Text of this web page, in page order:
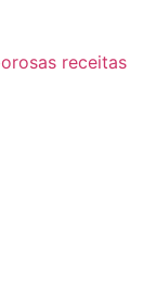
receitas